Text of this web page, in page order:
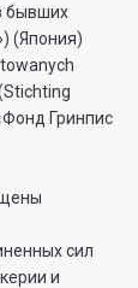
бывших
(Япония)
Гринпис
сил
и